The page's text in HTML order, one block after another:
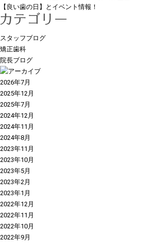
【良い歯の日】とイベント情報！
スタッフブログ
矯正歯科
院長ブログ
2026年7月
2025年12月
2025年7月
2024年12月
2024年11月
2024年8月
2023年11月
2023年10月
2023年5月
2023年2月
2023年1月
2022年12月
2022年11月
2022年10月
2022年9月